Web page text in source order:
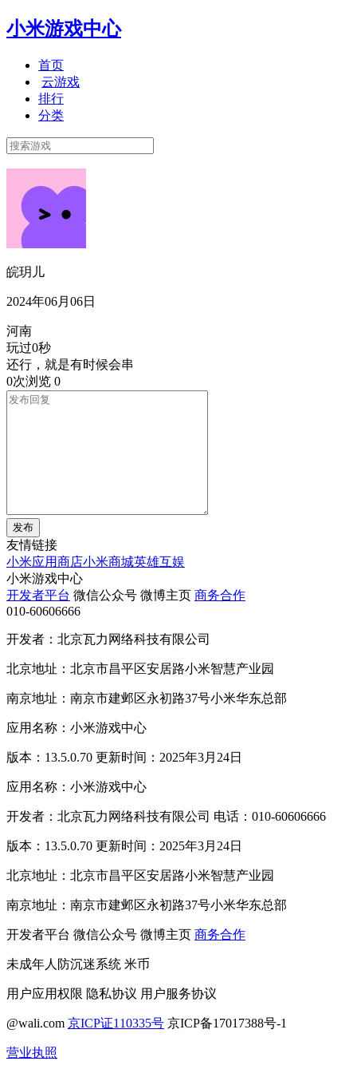
小米游戏中心
首页
云游戏
排行
分类
皖玥儿
2024年06月06日
河南
玩过0秒
还行，就是有时候会串
0次浏览 0
发布
友情链接
小米应用商店小米商城英雄互娱
小米游戏中心
开发者平台 微信公众号 微博主页 商务合作
010-60606666
开发者：北京瓦力网络科技有限公司
北京地址：北京市昌平区安居路小米智慧产业园
南京地址：南京市建邺区永初路37号小米华东总部
应用名称：小米游戏中心
版本：13.5.0.70 更新时间：2025年3月24日
应用名称：小米游戏中心
开发者：北京瓦力网络科技有限公司 电话：010-60606666
版本：13.5.0.70 更新时间：2025年3月24日
北京地址：北京市昌平区安居路小米智慧产业园
南京地址：南京市建邺区永初路37号小米华东总部
开发者平台 微信公众号 微博主页 商务合作
未成年人防沉迷系统 米币
用户应用权限 隐私协议 用户服务协议
@wali.com 京ICP证110335号 京ICP备17017388号-1
营业执照